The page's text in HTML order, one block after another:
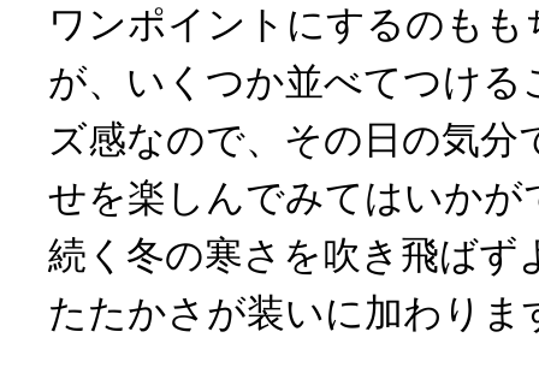
ワンポイントにするのも
が、いくつか並べてつけ
ズ感なので、その日の気分
せを楽しんでみてはいかが
続く冬の寒さを吹き飛ばず
たたかさが装いに加わりま